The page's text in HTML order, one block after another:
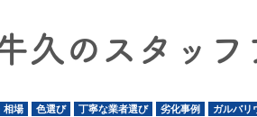
久のスタッフ
相場 色選び 丁寧な業者選び 劣化事例 ガルバリ